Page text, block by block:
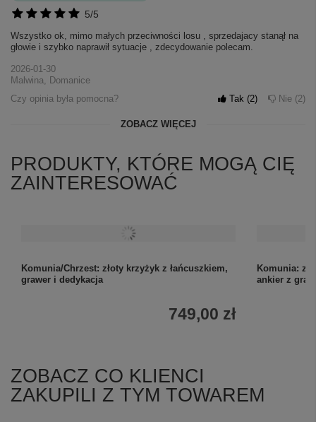
5/5
Wszystko ok, mimo małych przeciwności losu , sprzedajacy stanął na
głowie i szybko naprawił sytuacje , zdecydowanie polecam.
2026-01-30
Malwina, Domanice
Czy opinia była pomocna?
Tak 2 Nie 2
ZOBACZ WIĘCEJ
PRODUKTY, KTÓRE MOGĄ CIĘ
ZAINTERESOWAĆ
Komunia/Chrzest: złoty krzyżyk z łańcuszkiem,
grawer i dedykacja
749,00 zł
Komunia:
ankier z
ZOBACZ CO KLIENCI
ZAKUPILI Z TYM TOWAREM